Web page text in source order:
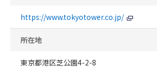
https://www.tokyotower.co.jp/
所在地
東京都港区芝公園4-2-8